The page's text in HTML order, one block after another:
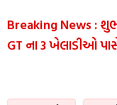
Breaking News :
GT ના 3 ખેલાડીઓ